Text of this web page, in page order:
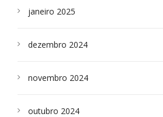
janeiro 2025
dezembro 2024
novembro 2024
outubro 2024